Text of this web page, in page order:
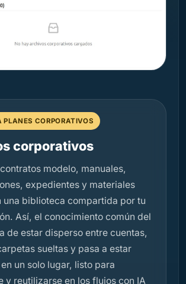
PLANES CORPORATIVOS
corporativos
modelo, manuales,
expedientes y materiales
una biblioteca compartida por tu
Así, el conocimiento común del
de estar disperso entre cuentas,
sueltas y pasa a estar
un solo lugar, listo para
y reutilizarse en los flujos con IA